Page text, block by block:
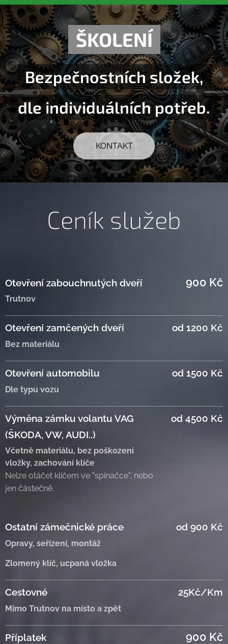
ŠKOLENÍ
Bezpečnostních složek,
dle individuálních potřeb.
KONTAKT
Ceník služeb
Otevření zabouchnutých dveří
Trutnov
900 Kč
Otevření zamčených dveří
Bez materiálu
od 1200 Kč
Otevření automobilu
Dle typu vozu
od 1500 Kč
Výměna zámku volantu VAG
(ŠKODA, VW, AUDI..)
Včetně materiálu, bez poškození
vložky, zachování klíče
Nelze otáčet klíčem ve "spínačce", nebo
jen částečně.
od 4500 Kč
Ostatní zámečnické práce
Opravy, seřízení, montáž
Zlomený klíč, ucpaná vložka
od 900 Kč
Cestovné
Mimo Trutnov na místo a zpět
25Kč/Km
Příplatek 900 Kč